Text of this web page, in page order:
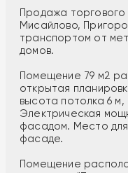
Продажа
Мисайлово,
транспортом от
домов.
Помещение 79 м2
открытая
высота потолка 6
Электрическая
фасадом. Место
фасаде.
Помещение